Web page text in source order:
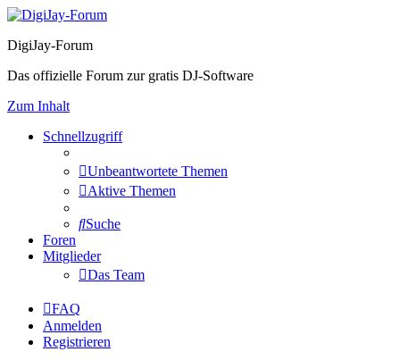
DigiJay-Forum
Das offizielle Forum zur gratis DJ-Software
Zum Inhalt
Schnellzugriff
Unbeantwortete Themen
Aktive Themen
Suche
Foren
Mitglieder
Das Team
FAQ
Anmelden
Registrieren